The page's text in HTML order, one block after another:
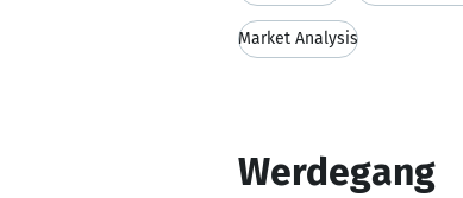
Market Analysis
Werdegang